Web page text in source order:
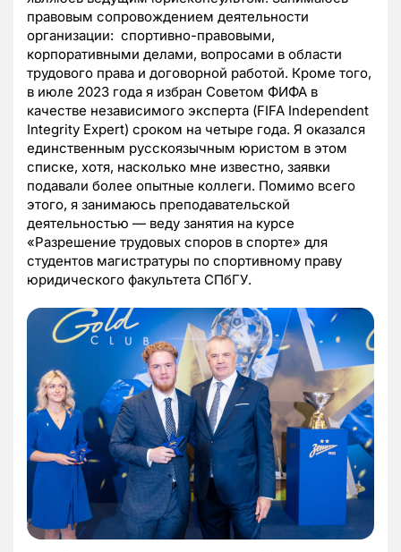
правовым сопровождением деятельности
организации: спортивно-правовыми,
корпоративными делами, вопросами в области
трудового права и договорной работой. Кроме того,
в июле 2023 года я избран Советом ФИФА в
качестве независимого эксперта (FIFA Independent
Integrity Expert) сроком на четыре года. Я оказался
единственным русскоязычным юристом в этом
списке, хотя, насколько мне известно, заявки
подавали более опытные коллеги. Помимо всего
этого, я занимаюсь преподавательской
деятельностью — веду занятия на курсе
«Разрешение трудовых споров в спорте» для
студентов магистратуры по спортивному праву
юридического факультета СПбГУ.